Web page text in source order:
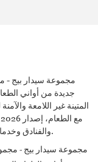
مجموعة سيدار بيج -